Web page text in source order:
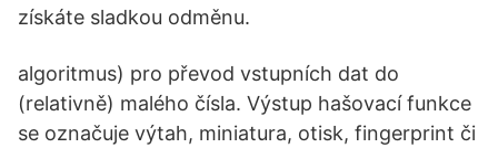
získáte sladkou odměnu.
algoritmus) pro převod vstupních dat do
(relativně) malého čísla. Výstup hašovací funkce
se označuje výtah, miniatura, otisk, fingerprint či